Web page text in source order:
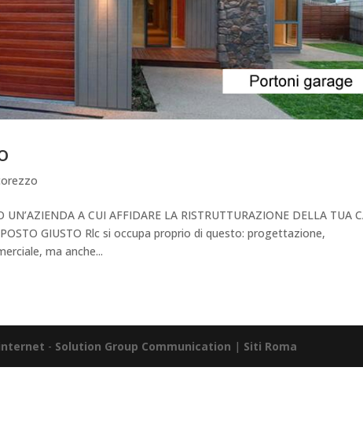
A CUI AFFIDARE LA RISTRUTTURAZIONE DELLA TUA
GIUSTO Rlc si occupa proprio di questo: progettazione,
ma anche...
- Solution Group Communication | Siti Roma